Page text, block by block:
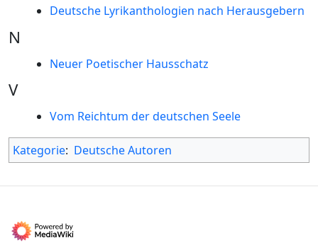
Deutsche Lyrikanthologien nach Herausgebern
N
Neuer Poetischer Hausschatz
V
Vom Reichtum der deutschen Seele
Kategorie: Deutsche Autoren